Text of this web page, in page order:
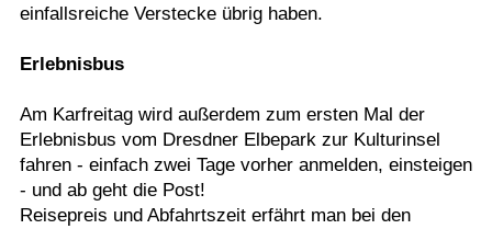
einfallsreiche Verstecke übrig haben.
Erlebnisbus
Am Karfreitag wird außerdem zum ersten Mal der
Erlebnisbus vom Dresdner Elbepark zur Kulturinsel
fahren - einfach zwei Tage vorher anmelden, einsteigen
- und ab geht die Post!
Reisepreis und Abfahrtszeit erfährt man bei den